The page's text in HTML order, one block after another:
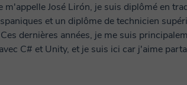
m'appelle José Lirón, je suis diplômé en
et un diplôme de technicien
dernières années, je me suis
C# et Unity, et je suis ici car j'aime